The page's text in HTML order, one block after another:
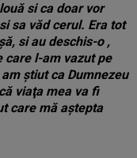
si ca doar vor
sa văd cerul. Era tot
si au deschis-o ,
care l-am vazut pe
ştiut ca Dumnezeu
viaţa mea va fi
care mă aştepta